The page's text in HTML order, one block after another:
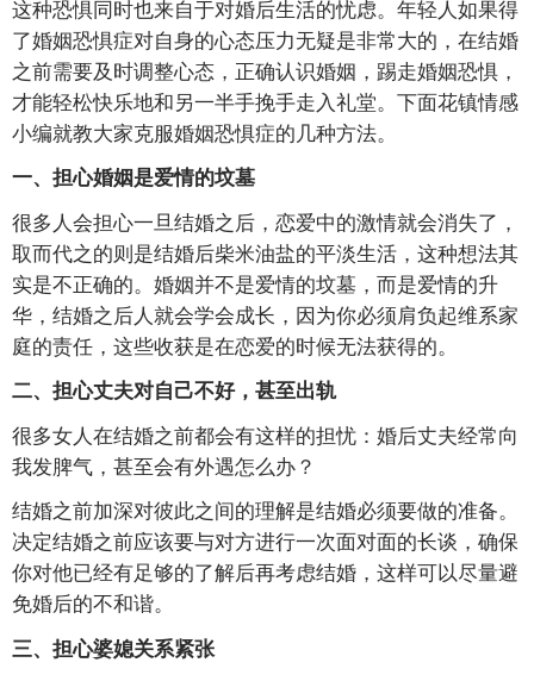
这种恐惧同时也来自于对婚后生活的忧虑。年轻人如果得
了婚姻恐惧症对自身的心态压力无疑是非常大的，在结婚
之前需要及时调整心态，正确认识婚姻，踢走婚姻恐惧，
才能轻松快乐地和另一半手挽手走入礼堂。下面花镇情感
小编就教大家克服婚姻恐惧症的几种方法。
一、担心婚姻是爱情的坟墓
很多人会担心一旦结婚之后，恋爱中的激情就会消失了，
取而代之的则是结婚后柴米油盐的平淡生活，这种想法其
实是不正确的。婚姻并不是爱情的坟墓，而是爱情的升
华，结婚之后人就会学会成长，因为你必须肩负起维系家
庭的责任，这些收获是在恋爱的时候无法获得的。
二、担心丈夫对自己不好，甚至出轨
很多女人在结婚之前都会有这样的担忧：婚后丈夫经常向
我发脾气，甚至会有外遇怎么办？
结婚之前加深对彼此之间的理解是结婚必须要做的准备。
决定结婚之前应该要与对方进行一次面对面的长谈，确保
你对他已经有足够的了解后再考虑结婚，这样可以尽量避
免婚后的不和谐。
三、担心婆媳关系紧张